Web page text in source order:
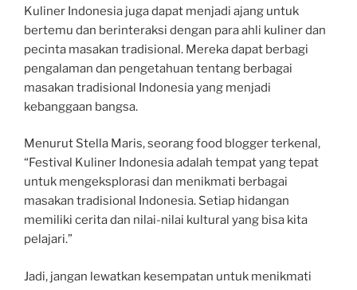
Kuliner Indonesia juga dapat menjadi ajang untuk
bertemu dan berinteraksi dengan para ahli kuliner dan
pecinta masakan tradisional. Mereka dapat berbagi
pengalaman dan pengetahuan tentang berbagai
masakan tradisional Indonesia yang menjadi
kebanggaan bangsa.
Menurut Stella Maris, seorang food blogger terkenal,
“Festival Kuliner Indonesia adalah tempat yang tepat
untuk mengeksplorasi dan menikmati berbagai
masakan tradisional Indonesia. Setiap hidangan
memiliki cerita dan nilai-nilai kultural yang bisa kita
pelajari.”
Jadi, jangan lewatkan kesempatan untuk menikmati